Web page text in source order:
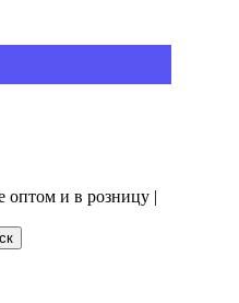
оптом и в розницу |